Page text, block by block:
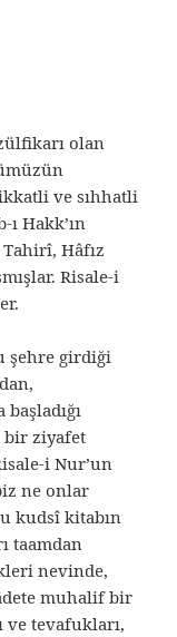
olan
ve sıhhatli
Hakk’ın
Hâfız
Risale-i
şehre girdiği
bir ziyafet
i Nur’un
ne onlar
kudsî kitabın
taamdan
nevinde,
muhalif bir
ve tevafukları,